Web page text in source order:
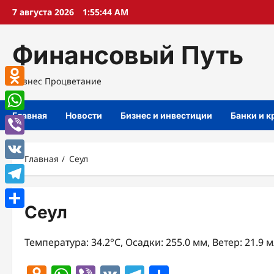
Перейти
7 августа 2026 1:55:45 AM
Финансовый Путь
Бизнес Процветание
Главная Новости Бизнес и инвестиции Банки и
Главная Сеул
Сеул
Температура: 34.2°C, Осадки: 255.0 мм, Ветер: 21.9
Odnoklassniki
WhatsApp
Viber
VK
Telegram
Отправить